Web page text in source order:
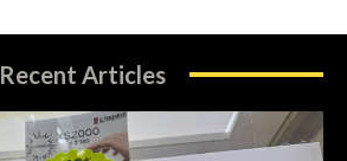
Recent Articles